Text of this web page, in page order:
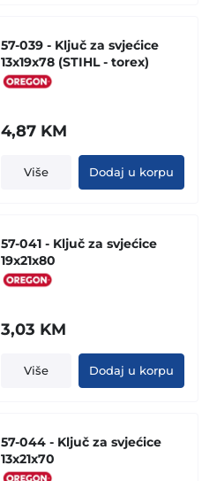
57-039 - Ključ za svjećice
13x19x78 (STIHL - torex)
4,87 KM
Više Dodaj u korpu
57-041 - Ključ za svjećice
19x21x80
3,03 KM
Više Dodaj u korpu
57-044 - Ključ za svjećice
13x21x70